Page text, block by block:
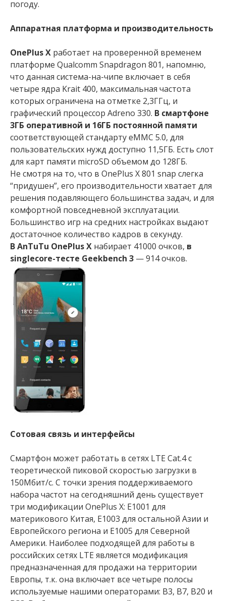
погоду.
Аппаратная платформа и производительность
OnePlus X работает на проверенной временем
платформе Qualcomm Snapdragon 801, напомню,
что данная система-на-чипе включает в себя
четыре ядра Krait 400, максимальная частота
которых ограничена на отметке 2,3ГГц, и
графический процессор Adreno 330. В смартфоне
3ГБ оперативной и 16ГБ постоянной памяти
соответствующей стандарту eMMC 5.0, для
пользовательских нужд доступно 11,5ГБ. Есть слот
для карт памяти microSD объемом до 128ГБ.
Не смотря на то, что в OnePlus X 801 snap слегка
“придушен”, его производительности хватает для
решения подавляющего большинства задач, и для
комфортной повседневной эксплуатации.
Большинство игр на средних настройках выдают
достаточное количество кадров в секунду.
В AnTuTu OnePlus X набирает 41000 очков, в
singlecore-тесте Geekbench 3 — 914 очков.
Сотовая связь и интерфейсы
Смартфон может работать в сетях LTE Cat.4 с
теоретической пиковой скоростью загрузки в
150Мбит/с. С точки зрения поддерживаемого
набора частот на сегодняшний день существует
три модификации OnePlus X: E1001 для
материкового Китая, E1003 для остальной Азии и
Европейского региона и E1005 для Северной
Америки. Наиболее подходящей для работы в
российских сетях LTE является модификация
предназначенная для продажи на территории
Европы, т.к. она включает все четыре полосы
используемые нашими операторами: B3, B7, B20 и